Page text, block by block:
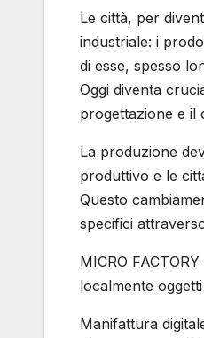
Le città, per
industriale: i
di esse, spesso
Oggi diventa
progettazione e il
La produzione
produttivo e le
Questo
specifici
MICRO
localmente
Manifattura